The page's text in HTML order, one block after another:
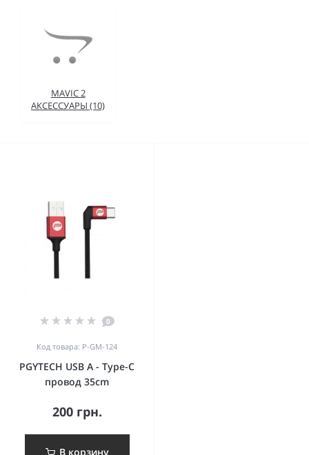
MAVIC 2
АКСЕССУАРЫ (10)
0
Код товара: P-GM-124
PGYTECH USB A - Type-C
провод 35cm
200 грн.
В корзину